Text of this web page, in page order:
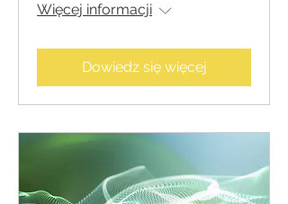
Więcej informacji
Dowiedz się więcej